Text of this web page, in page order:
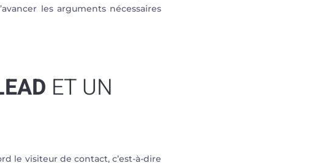
les arguments nécessaires
ET UN
le visiteur de contact, c’est-à-dire